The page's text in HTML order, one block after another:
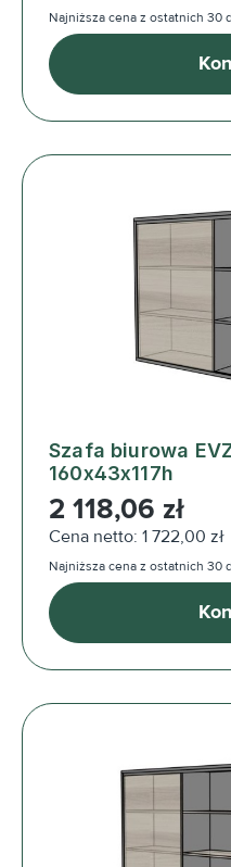
Najniższa cena z ostatnich 30
Szafa biurowa
160x43x117h
Cena regularna:
2 118,06 zł
Cena netto: 1 722,00 zł
Najniższa cena z ostatnich 30